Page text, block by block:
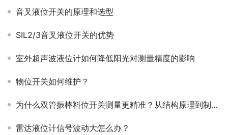
音叉液位开关的原理和选型
SIL2/3音叉液位开关的优势
室外超声波液位计如何降低阳光对测量精度的影响
物位开关如何维护？
为什么双管振棒料位开关测量更精准？从结构原理到制造难点
雷达液位计信号波动大怎么办？